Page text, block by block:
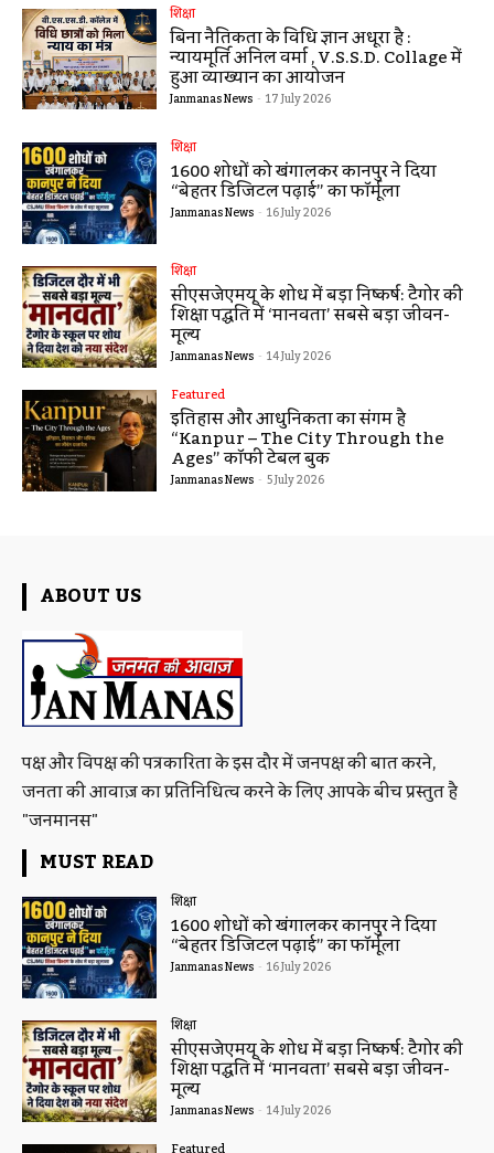
शिक्षा
बिना नैतिकता के विधि ज्ञान अधूरा है :
न्यायमूर्ति अनिल वर्मा , V.S.S.D. Collage में
हुआ व्याख्यान का आयोजन
Janmanas News - 17 July 2026
शिक्षा
1600 शोधों को खंगालकर कानपुर ने दिया
“बेहतर डिजिटल पढ़ाई” का फॉर्मूला
Janmanas News - 16 July 2026
शिक्षा
सीएसजेएमयू के शोध में बड़ा निष्कर्ष: टैगोर की
शिक्षा पद्धति में ‘मानवता’ सबसे बड़ा जीवन-
मूल्य
Janmanas News - 14 July 2026
Featured
इतिहास और आधुनिकता का संगम है
“Kanpur – The City Through the
Ages” कॉफी टेबल बुक
Janmanas News - 5 July 2026
ABOUT US
पक्ष और विपक्ष की पत्रकारिता के इस दौर में जनपक्ष की बात करने,
जनता की आवाज़ का प्रतिनिधित्व करने के लिए आपके बीच प्रस्तुत है
"जनमानस"
MUST READ
शिक्षा
1600 शोधों को खंगालकर कानपुर ने दिया
“बेहतर डिजिटल पढ़ाई” का फॉर्मूला
Janmanas News - 16 July 2026
शिक्षा
सीएसजेएमयू के शोध में बड़ा निष्कर्ष: टैगोर की
शिक्षा पद्धति में ‘मानवता’ सबसे बड़ा जीवन-
मूल्य
Janmanas News - 14 July 2026